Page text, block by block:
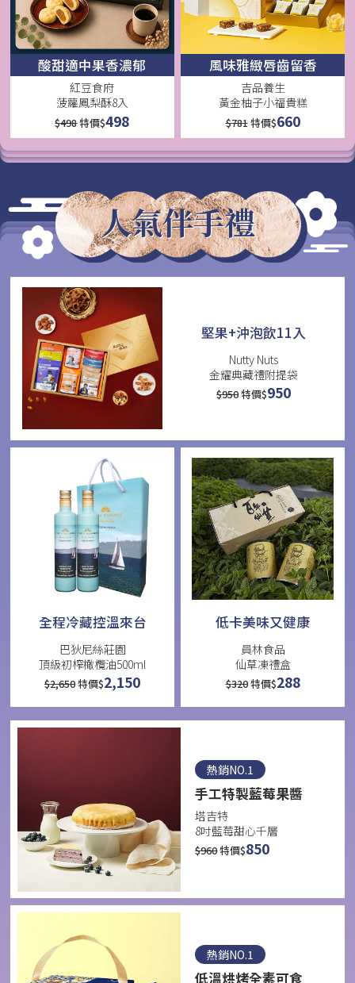
酸甜適中果香濃郁
紅豆食府
菠蘿鳳梨酥8入
$498特價$498
風味雅緻唇齒留香
吉品養生
黃金柚子小福貴糕
$781特價$660
人氣伴手禮
堅果+沖泡飲11入
Nutty Nuts
金耀典藏禮附提袋
$950特價$950
全程冷藏控溫來台
巴狄尼絲莊園
頂級初榨橄欖油500ml
$2,650特價$2,150
低卡美味又健康
員林食品
仙草凍禮盒
$320特價$288
熱銷NO.1
手工特製藍莓果醬
塔吉特
8吋藍莓甜心千層
$960特價$850
熱銷NO.1
低溫烘烤全素可食